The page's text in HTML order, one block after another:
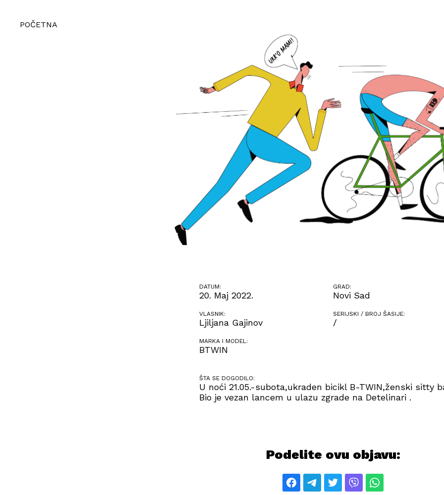
POČETNA
DATUM:
20. Maj 2022.
GRAD:
Novi Sad
VLASNIK:
Ljiljana Gajinov
SERIJSKI / BROJ ŠASIJE:
/
MARKA I MODEL:
BTWIN
ŠTA SE DOGODILO:
U noći 21.05.-subota,ukraden bicikl B-TWIN,ženski sitty
Bio je vezan lancem u ulazu zgrade na Detelinari .
Podelite ovu objavu: